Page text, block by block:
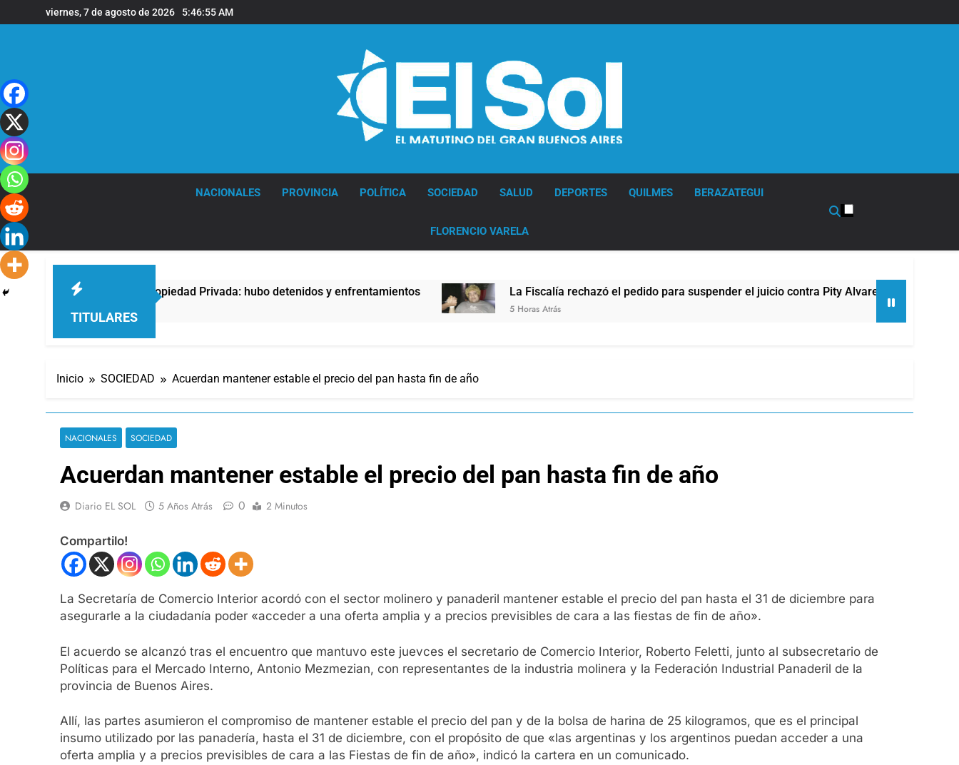
al
viernes, 7 de agosto de 2026 5:46:56 AM
NACIONALES PROVINCIA POLÍTICA SOCIEDAD SALUD DEPORTES QUILMES BERAZATEGUI
FLORENCIO VARELA
TITULARES
contra la Ley de Propiedad Privada: hubo detenidos y enfrentamientos La Fiscalía rechazó el pedido para suspender el juicio contra Pity Alvarez
5 Horas Atrás
Inicio SOCIEDAD Acuerdan mantener estable el precio del pan hasta fin de año
NACIONALES SOCIEDAD
Acuerdan mantener estable el precio del pan hasta fin de año
Diario EL SOL 5 Años Atrás 0 2 Minutos
Compartilo!
La Secretaría de Comercio Interior acordó con el sector molinero y panaderil mantener estable el precio del pan hasta el 31 de diciembre para
asegurarle a la ciudadanía poder «acceder a una oferta amplia y a precios previsibles de cara a las fiestas de fin de año».
El acuerdo se alcanzó tras el encuentro que mantuvo este juevces el secretario de Comercio Interior, Roberto Feletti, junto al subsecretario de
Políticas para el Mercado Interno, Antonio Mezmezian, con representantes de la industria molinera y la Federación Industrial Panaderil de la
provincia de Buenos Aires.
Allí, las partes asumieron el compromiso de mantener estable el precio del pan y de la bolsa de harina de 25 kilogramos, que es el principal
insumo utilizado por las panadería, hasta el 31 de diciembre, con el propósito de que «las argentinas y los argentinos puedan acceder a una
oferta amplia y a precios previsibles de cara a las Fiestas de fin de año», indicó la cartera en un comunicado.